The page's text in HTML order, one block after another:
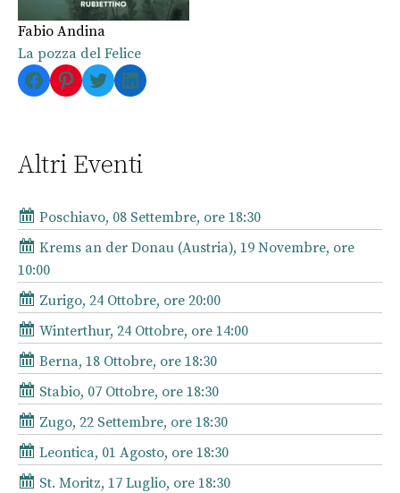
Fabio Andina
La pozza del Felice
Facebook
Pinterest
TwitterLinkedIn
Altri Eventi
Poschiavo, 08 Settembre, ore 18:30
Krems an der Donau (Austria), 19 Novembre, ore
10:00
Zurigo, 24 Ottobre, ore 20:00
Winterthur, 24 Ottobre, ore 14:00
Berna, 18 Ottobre, ore 18:30
Stabio, 07 Ottobre, ore 18:30
Zugo, 22 Settembre, ore 18:30
Leontica, 01 Agosto, ore 18:30
St. Moritz, 17 Luglio, ore 18:30